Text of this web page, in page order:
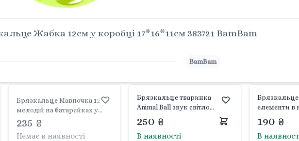
Жабка 12см у коробці 17*16*11см 383721 BamBam
BamBam
Брязкальце Мавпочка 12
мелодій на батарейках у
коробці 28,5*11*6см 988-8 Bei
Xing Xin
235 ₴
Немає в наявності
Брязкальце тваринка
Animal Ball звук світло
коробка 16*11*13см N6040
Китай
250 ₴
В наявності
Брязкальце
елементи в
12*12*12см
190 ₴
В